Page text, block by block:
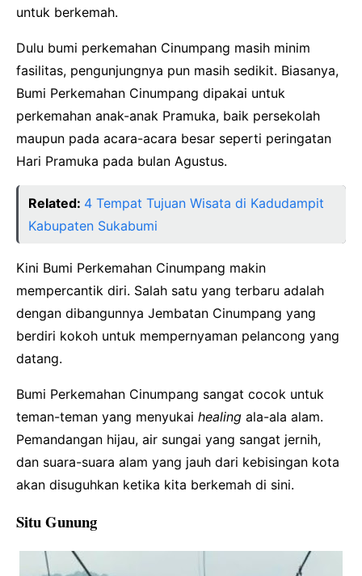
untuk berkemah.
Dulu bumi perkemahan Cinumpang masih minim
fasilitas, pengunjungnya pun masih sedikit. Biasanya,
Bumi Perkemahan Cinumpang dipakai untuk
perkemahan anak-anak Pramuka, baik persekolah
maupun pada acara-acara besar seperti peringatan
Hari Pramuka pada bulan Agustus.
Related: 4 Tempat Tujuan Wisata di Kadudampit
Kabupaten Sukabumi
Kini Bumi Perkemahan Cinumpang makin
mempercantik diri. Salah satu yang terbaru adalah
dengan dibangunnya Jembatan Cinumpang yang
berdiri kokoh untuk mempernyaman pelancong yang
datang.
Bumi Perkemahan Cinumpang sangat cocok untuk
teman-teman yang menyukai healing ala-ala alam.
Pemandangan hijau, air sungai yang sangat jernih,
dan suara-suara alam yang jauh dari kebisingan kota
akan disuguhkan ketika kita berkemah di sini.
Situ Gunung